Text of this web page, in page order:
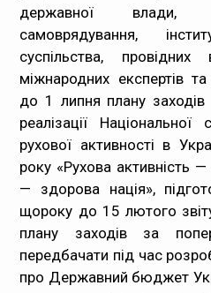
державної влади,
самоврядування,
суспільства,
міжнародних експертів
до 1 липня плану
реалізації Національної
рухової активності в
року «Рухова активність
— здорова нація»,
щороку до 15 лютого
плану заходів за
передбачати під час
про Державний бюджет